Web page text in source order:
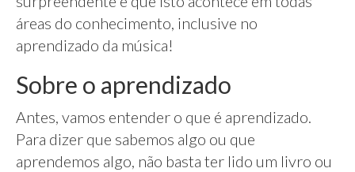
áreas do conhecimento, inclusive no
aprendizado da música!
Sobre o aprendizado
Antes, vamos entender o que é aprendizado.
Para dizer que sabemos algo ou que
aprendemos algo, não basta ter lido um livro ou